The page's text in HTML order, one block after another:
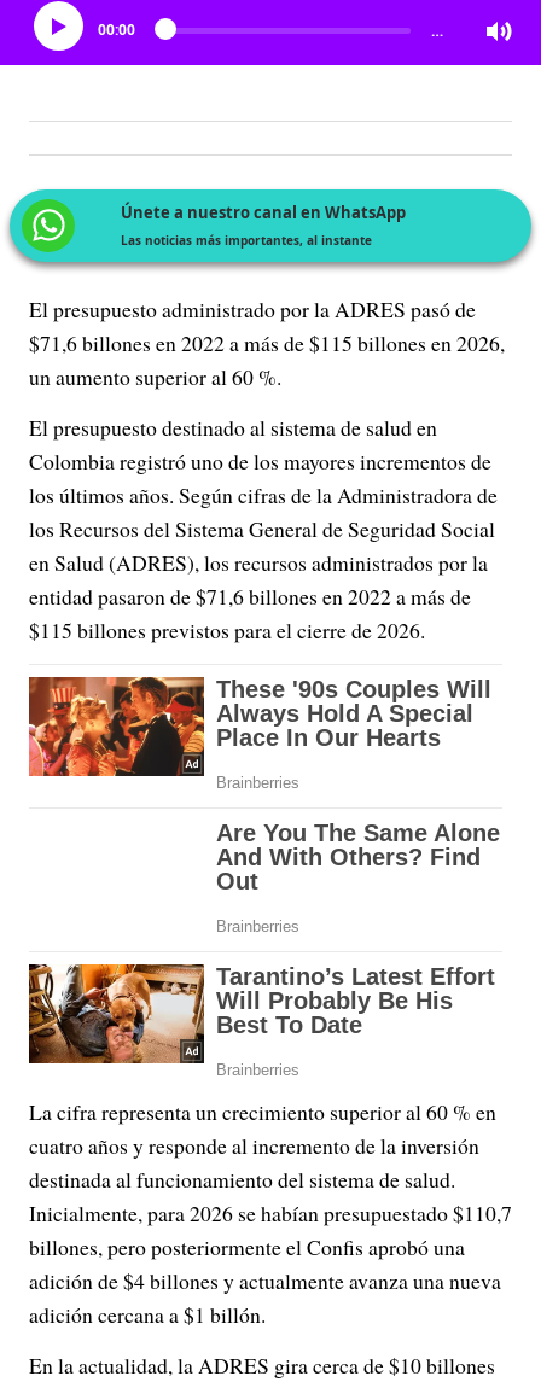
00:00 …
Únete a nuestro canal en WhatsApp
Las noticias más importantes, al instante
El presupuesto administrado por la ADRES pasó de
$71,6 billones en 2022 a más de $115 billones en 2026,
un aumento superior al 60 %.
El presupuesto destinado al sistema de salud en
Colombia registró uno de los mayores incrementos de
los últimos años. Según cifras de la Administradora de
los Recursos del Sistema General de Seguridad Social
en Salud (ADRES), los recursos administrados por la
entidad pasaron de $71,6 billones en 2022 a más de
$115 billones previstos para el cierre de 2026.
La cifra representa un crecimiento superior al 60 % en
cuatro años y responde al incremento de la inversión
destinada al funcionamiento del sistema de salud.
Inicialmente, para 2026 se habían presupuestado $110,7
billones, pero posteriormente el Confis aprobó una
adición de $4 billones y actualmente avanza una nueva
adición cercana a $1 billón.
En la actualidad, la ADRES gira cerca de $10 billones